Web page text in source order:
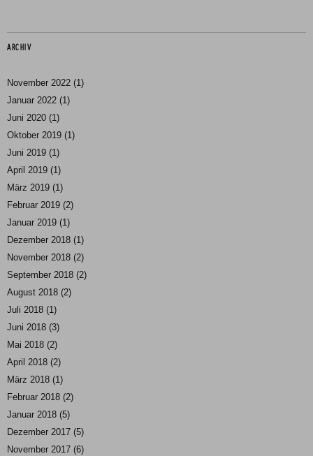
ARCHIV
November 2022 (1)
Januar 2022 (1)
Juni 2020 (1)
Oktober 2019 (1)
Juni 2019 (1)
April 2019 (1)
März 2019 (1)
Februar 2019 (2)
Januar 2019 (1)
Dezember 2018 (1)
November 2018 (2)
September 2018 (2)
August 2018 (2)
Juli 2018 (1)
Juni 2018 (3)
Mai 2018 (2)
April 2018 (2)
März 2018 (1)
Februar 2018 (2)
Januar 2018 (5)
Dezember 2017 (5)
November 2017 (6)